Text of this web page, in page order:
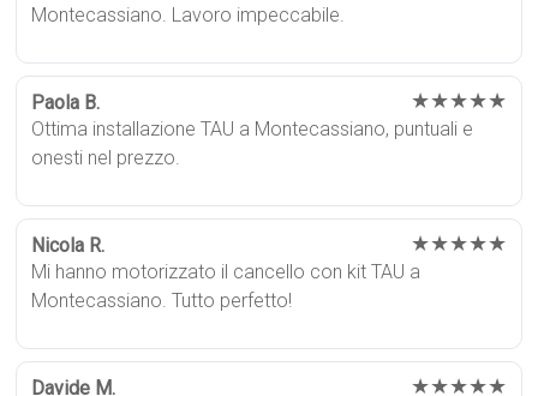
Montecassiano. Lavoro impeccabile.
Paola B. ★★★★★
Ottima installazione TAU a Montecassiano, puntuali e
onesti nel prezzo.
Nicola R. ★★★★★
Mi hanno motorizzato il cancello con kit TAU a
Montecassiano. Tutto perfetto!
Davide M. ★★★★★